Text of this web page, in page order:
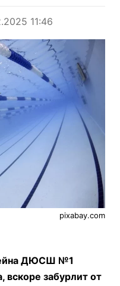
11:46
pixabay.com
ДЮСШ №1
вскоре забурлит от